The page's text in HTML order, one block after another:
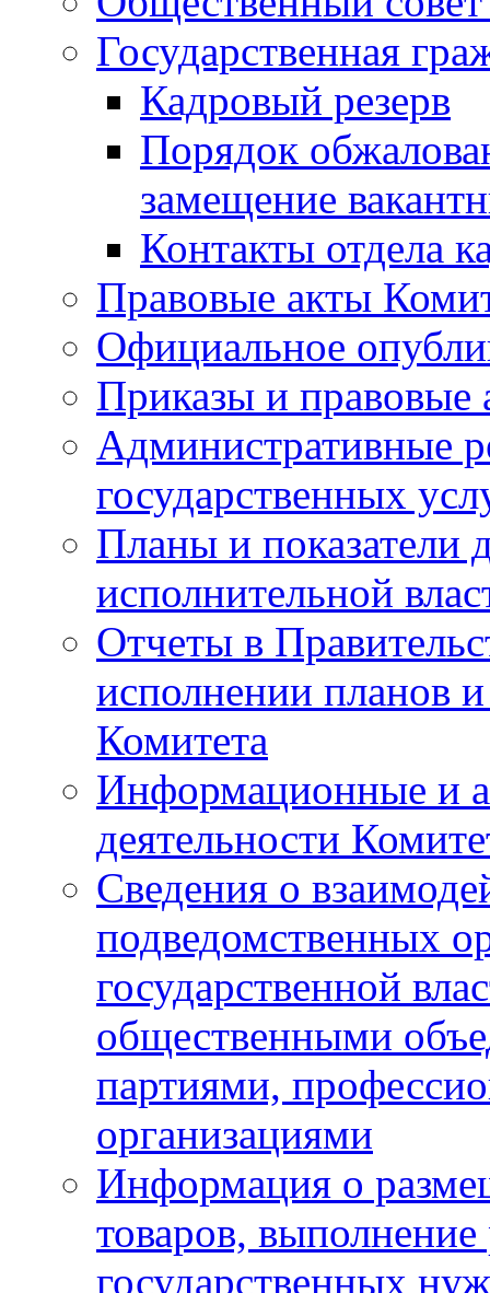
Государственная
Кадровый резерв
Порядок
замещение
Контакты отдела
Правовые акты
Официальное
Приказы и правовые
Административные
государственных
Планы и показатели
исполнительной
Отчеты в
исполнении планов и
Комитета
Информационные и
деятельности
Сведения о
подведомственных
государственной
общественными
партиями,
организациями
Информация о
товаров, выполнение
государственных